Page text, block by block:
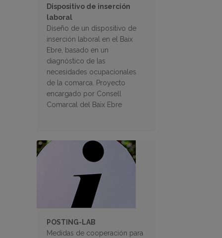
Dispositivo de inserción
laboral
Diseño de un dispositivo de
inserción laboral en el Baix
Ebre, basado en un
diagnóstico de las
necesidades ocupacionales
de la comarca. Proyecto
encargado por Consell
Comarcal del Baix Ebre
POSTING-LAB
Medidas de cooperación para